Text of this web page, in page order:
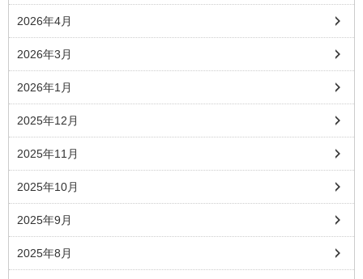
2026年4月
2026年3月
2026年1月
2025年12月
2025年11月
2025年10月
2025年9月
2025年8月